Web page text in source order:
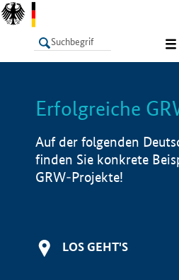
LISTE
Erfolgreiche
Auf der folgenden
finden Sie konkrete
GRW-Projekte!
LOS GEHT'S